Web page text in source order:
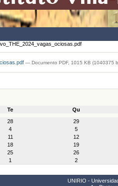
— Documento PDF, 1015 KB (1040375
Te
Qu
28
29
4
5
11
12
18
19
25
26
1 2
UNIRIO -